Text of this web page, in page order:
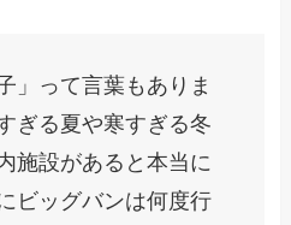
」って言葉もありま
ぎる夏や寒すぎる冬
施設があると本当に
ビッグバンは何度行